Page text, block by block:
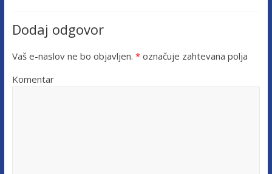
Dodaj odgovor
Vaš e-naslov ne bo objavljen. *označuje zahtevana polja
Komentar